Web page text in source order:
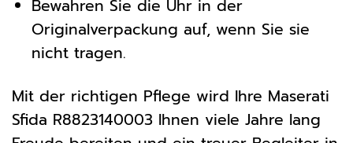
Bewahren Sie die Uhr in der
Originalverpackung auf, wenn Sie sie
nicht tragen.
Mit der richtigen Pflege wird Ihre Maserati
Sfida R8823140003 Ihnen viele Jahre lang